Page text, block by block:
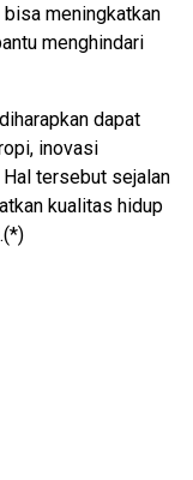
meningkatkan
menghindari
dapat
inovasi
Hal tersebut sejalan
kualitas hidup